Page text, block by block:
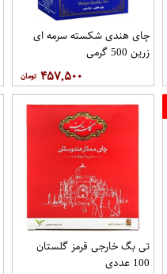
چای هندی شکسته سرمه ای
زرین 500 گرمی
۴۵۷,۵۰۰
تی بگ خارجی قرمز گلستان
100 عددی